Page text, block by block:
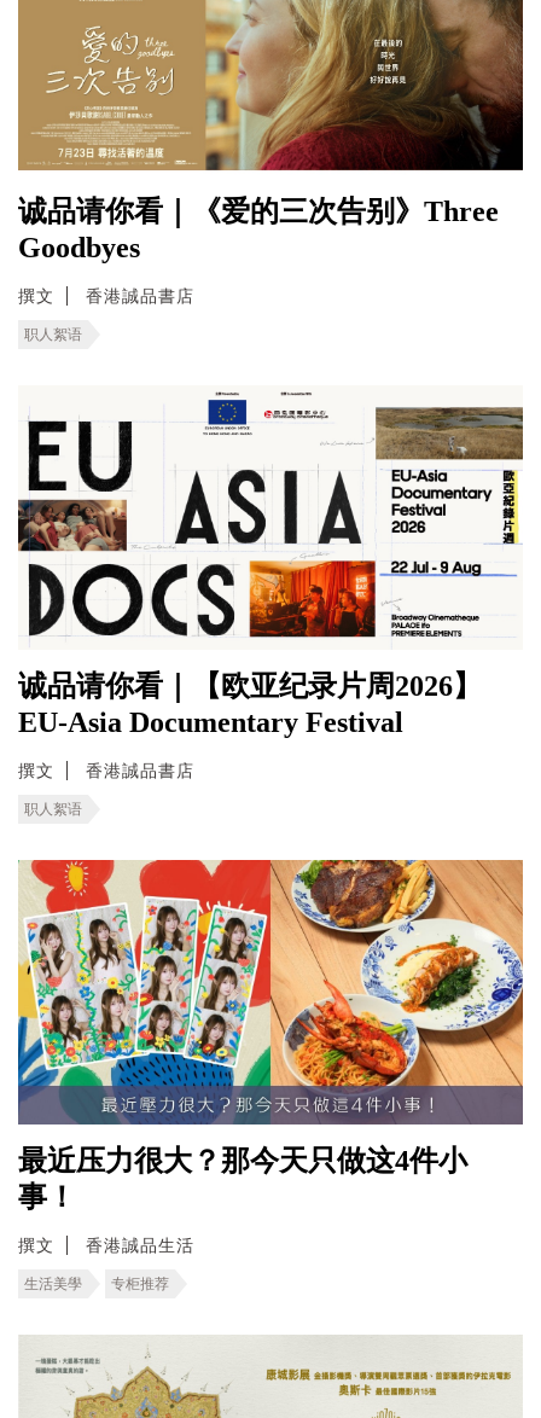
诚品请你看｜《爱的三次告别》Three
Goodbyes
撰文 香港誠品書店
职人絮语
诚品请你看｜【欧亚纪录片周2026】
EU-Asia Documentary Festival
撰文 香港誠品書店
职人絮语
最近压力很大？那今天只做这4件小
事！
撰文 香港誠品生活
生活美學 专柜推荐